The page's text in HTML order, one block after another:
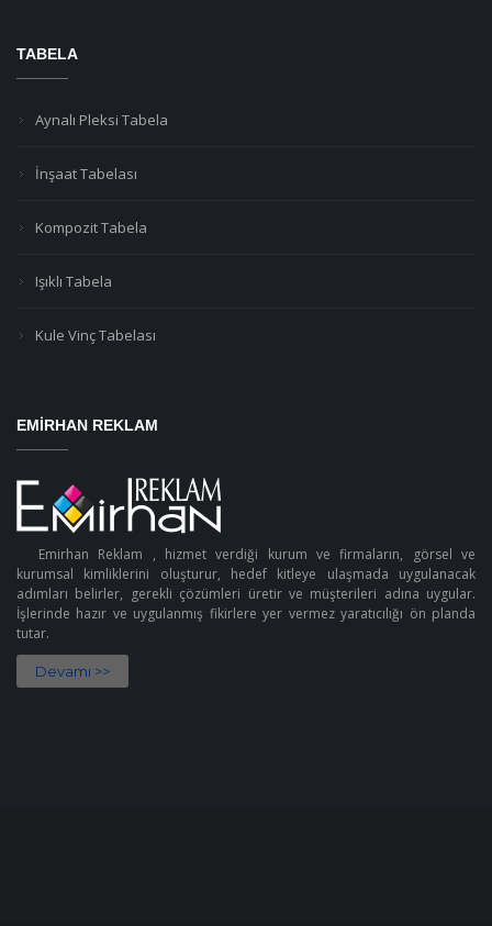
TABELA
Aynalı Pleksi Tabela
İnşaat Tabelası
Kompozit Tabela
Işıklı Tabela
Kule Vinç Tabelası
EMIRHAN REKLAM
Emirhan Reklam , hizmet verdiği kurum ve firmaların, görsel ve
kurumsal kimliklerini oluşturur, hedef kitleye ulaşmada uygulanacak
adımları belirler, gerekli çözümleri üretir ve müşterileri adına uygular.
İşlerinde hazır ve uygulanmış fikirlere yer vermez yaratıcılığı ön planda
tutar.
Devamı >>